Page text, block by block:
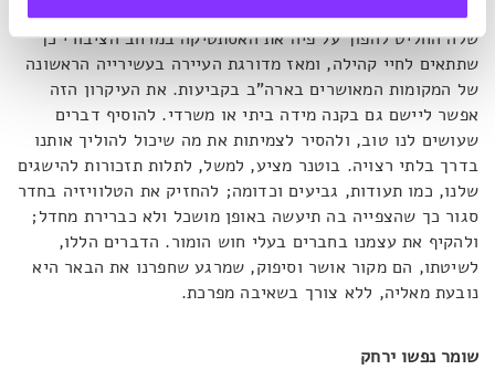
מביא דוגמה של עיירה קטנה בקליפורניה, שראש העיר האדריכל
שלה החליט להפוך על פיה את האסתטיקה במרחב הציבורי כך
שתתאים לחיי קהילה, ומאז מדורגת העיירה בעשירייה הראשונה
של המקומות המאושרים בארה"ב בקביעות. את העיקרון הזה
אפשר ליישם גם בקנה מידה ביתי או משרדי. להוסיף דברים
שעושים לנו טוב, ולהסיר לצמיתות את מה שיכול להוליך אותנו
בדרך בלתי רצויה. בוטנר מציע, למשל, לתלות תזכורות להישגים
שלנו, כמו תעודות, גביעים וכדומה; להחזיק את הטלוויזיה בחדר
סגור כך שהצפייה בה תיעשה באופן מושכל ולא כברירת מחדל;
ולהקיף את עצמנו בחברים בעלי חוש הומור. הדברים הללו,
לשיטתו, הם מקור אושר וסיפוק, שמרגע שחפרנו את הבאר היא
נובעת מאליה, ללא צורך בשאיבה מפרכת.
שומר נפשו ירחק